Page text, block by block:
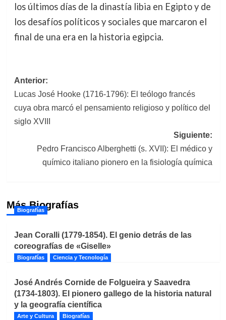
los últimos días de la dinastía libia en Egipto y de
los desafíos políticos y sociales que marcaron el
final de una era en la historia egipcia.
Navegación
de
entradas
Anterior:
Lucas José Hooke (1716-1796): El teólogo francés
cuya obra marcó el pensamiento religioso y político del
siglo XVIII
Siguiente:
Pedro Francisco Alberghetti (s. XVII): El médico y
químico italiano pionero en la fisiología química
Más Biografías
Biografías
Jean Coralli (1779-1854). El genio detrás de las
coreografías de «Giselle»
Biografías Ciencia y Tecnología
José Andrés Cornide de Folgueira y Saavedra
(1734-1803). El pionero gallego de la historia natural
y la geografía científica
Arte y Cultura Biografías